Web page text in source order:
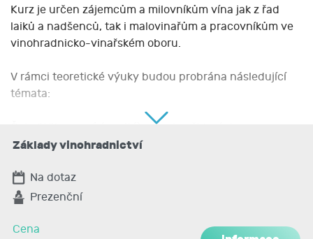
Kurz je určen zájemcům a milovníkům vína jak z řad
laiků a nadšenců, tak i malovinařům a pracovníkům ve
vinohradnicko-vinařském oboru.
V rámci teoretické výuky budou probrána následující
témata:
Čeleď Vitaceae (révovité) a popis některých
významných botanických druhů (Systematické
vinohradnictví a šlechtění révy; Klasifikace odrůdového
sortimentu révy vinné).
jednotlivých částí révy vinné, ampelografie).
Základy vinohradnictví
Na dotaz
Prezenční
Cena